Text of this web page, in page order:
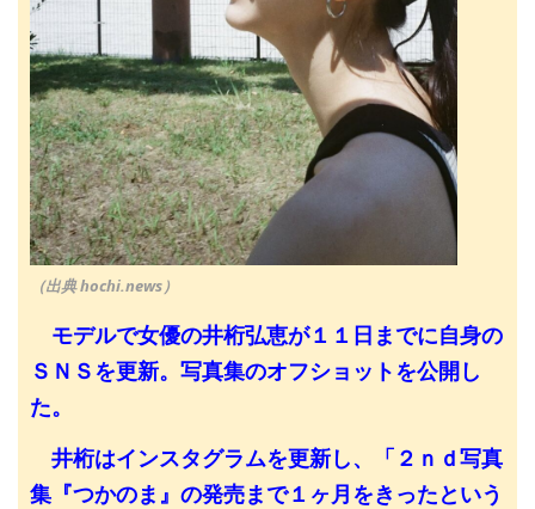
（出典 hochi.news）
モデルで女優の井桁弘恵が１１日までに自身の
ＳＮＳを更新。写真集のオフショットを公開し
た。
井桁はインスタグラムを更新し、「２ｎｄ写真
集『つかのま』の発売まで１ヶ月をきったという